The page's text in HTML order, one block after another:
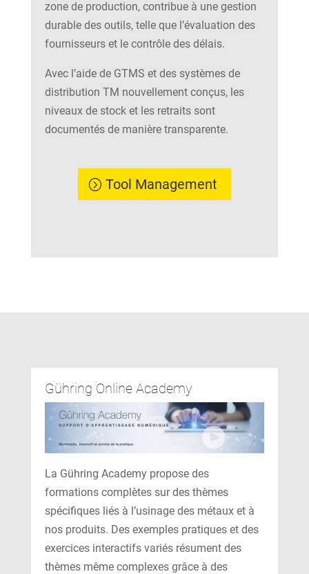
zone de production, contribue à une gestion
durable des outils, telle que l’évaluation des
fournisseurs et le contrôle des délais.
Avec l’aide de GTMS et des systèmes de
distribution TM nouvellement conçus, les
niveaux de stock et les retraits sont
documentés de manière transparente.
Tool Management
Gühring Online Academy
La Gühring Academy propose des
formations complètes sur des thèmes
spécifiques liés à l’usinage des métaux et à
nos produits. Des exemples pratiques et des
exercices interactifs variés résument des
thèmes même complexes grâce à des